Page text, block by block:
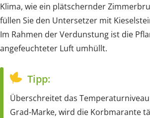
Klima, wie ein plätschernder
füllen Sie den Untersetzer mit
Im Rahmen der Verdunstung ist die
angefeuchteter Luft umhüllt.
Tipp:
Überschreitet das
Grad-Marke, wird die Korbmarante